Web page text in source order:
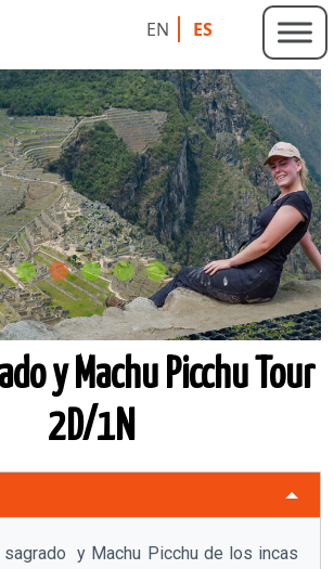
EN ES
y Machu Picchu Tour
2D/1N
y Machu Picchu de los incas